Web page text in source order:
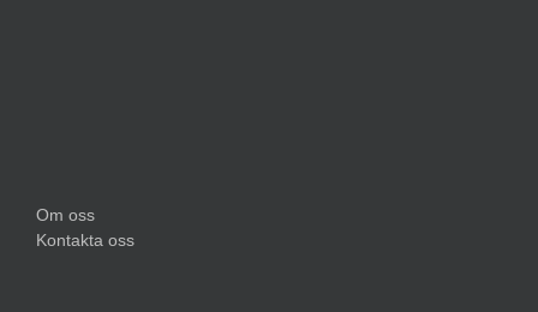
Om oss
Kontakta oss